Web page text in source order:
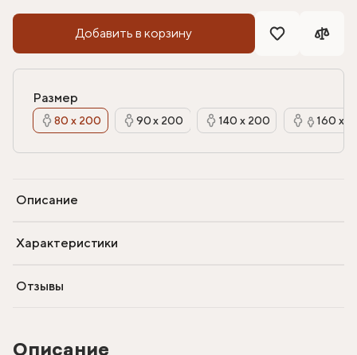
Описание
Добавить в корзину
Размер
80 х 200 90 х 200 140 х 200 160 х
Описание
Характеристики
Отзывы